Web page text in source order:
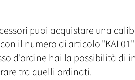
puoi acquistare una
il numero di articolo
d'ordine hai la possibilità di
tra quelli ordinati.